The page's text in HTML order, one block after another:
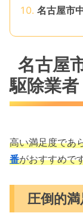
名古屋市
名古屋
駆除業者
高い満足度であ
番がおすすめで
圧倒的